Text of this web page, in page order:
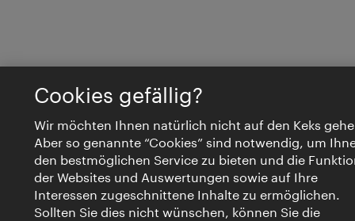
Cookies gefällig?
Wir möchten Ihnen natürlich nicht auf den Keks
Aber so genannte “Cookies” sind notwendig, um
den bestmöglichen Service zu bieten und die
der Websites und Auswertungen sowie auf Ihre
Interessen zugeschnittene Inhalte zu ermöglichen.
Sollten Sie dies nicht wünschen, können Sie die